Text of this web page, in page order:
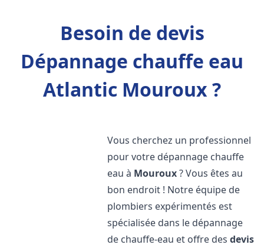
Besoin de devis
Dépannage chauffe eau
Atlantic Mouroux ?
Vous cherchez un professionnel
pour votre dépannage chauffe
eau à Mouroux? Vous êtes au
bon endroit ! Notre équipe de
plombiers expérimentés est
spécialisée dans le dépannage
de chauffe-eau et offre desdevis